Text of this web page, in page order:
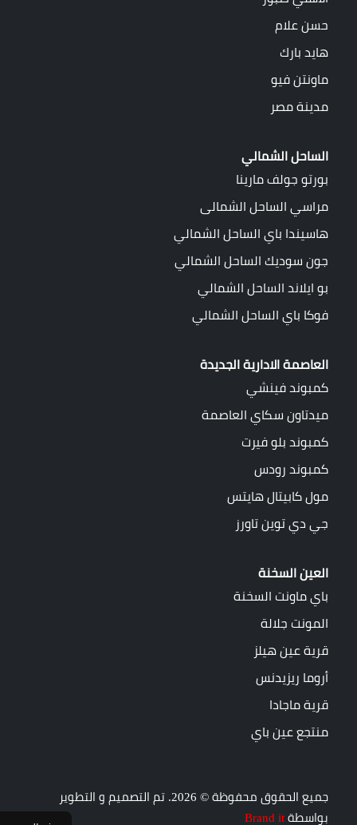
حسن علام
هايد بارك
ماونتن فيو
مدينة مصر
الساحل الشمالي
بورتو جولف مارينا
مراسي الساحل الشمالى
هاسيندا باي الساحل الشمالي
جون سوديك الساحل الشمالي
بو ايلاند الساحل الشمالي
فوكا باي الساحل الشمالي
العاصمة الادارية الجديدة
كمبوند فينشي
ميدتاون سكاي العاصمة
كمبوند بلو فيرت
كمبوند رودس
مول كابيتال هايتس
جي دي توين تاورز
العين السخنة
باي ماونت السخنة
المونت جلالة
قرية عين هيلز
أروما ريزيدنس
قرية ماجادا
منتجع عين باي
جميع الحقوق محفوظة © 2026. تم التصميم و التطوير
بواسطة Brand it